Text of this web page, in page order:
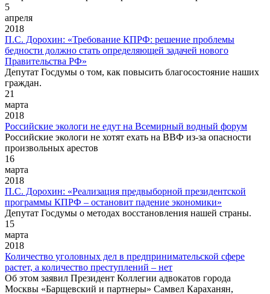
5
апреля
2018
П.С. Дорохин: «Требование КПРФ: решение проблемы
бедности должно стать определяющей задачей нового
Правительства РФ»
Депутат Госдумы о том, как повысить благосостояние наших
граждан.
21
марта
2018
Российские экологи не едут на Всемирный водный форум
Российские экологи не хотят ехать на ВВФ из-за опасности
произвольных арестов
16
марта
2018
П.С. Дорохин: «Реализация предвыборной президентской
программы КПРФ – остановит падение экономики»
Депутат Госдумы о методах восстановления нашей страны.
15
марта
2018
Количество уголовных дел в предпринимательской сфере
растет, а количество преступлений – нет
Об этом заявил Президент Коллегии адвокатов города
Москвы «Барщевский и партнеры» Самвел Караханян,